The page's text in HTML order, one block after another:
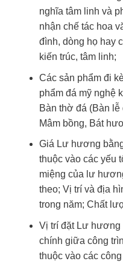
nghĩa tâm linh và
nhận chế tác hoa
đình, dòng họ hay
kiến trúc, tâm linh;
Các sản phẩm đi
phẩm đá mỹ nghệ
Bàn thờ đá (Bàn
Mâm bồng, Bát
Giá Lư hương
thuộc vào các yếu
miệng của lư
theo; Vị trí và địa
trong năm; Chất
Vị trí đặt Lư
chính giữa công
thuộc vào các